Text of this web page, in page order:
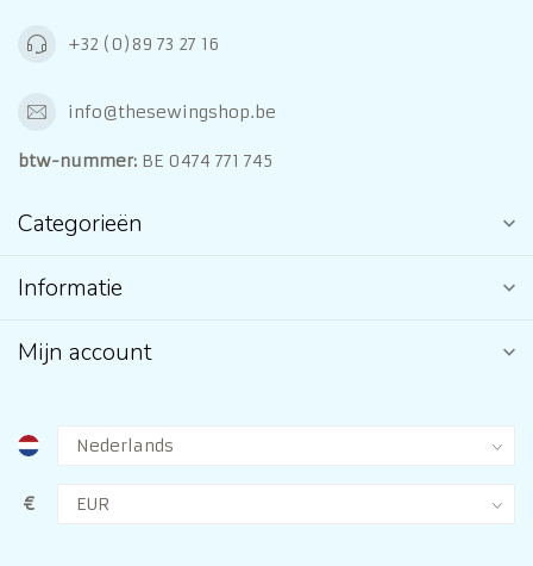
+32 (0)89 73 27 16
info@thesewingshop.be
btw-nummer: BE 0474 771 745
Categorieën
Informatie
Mijn account
€